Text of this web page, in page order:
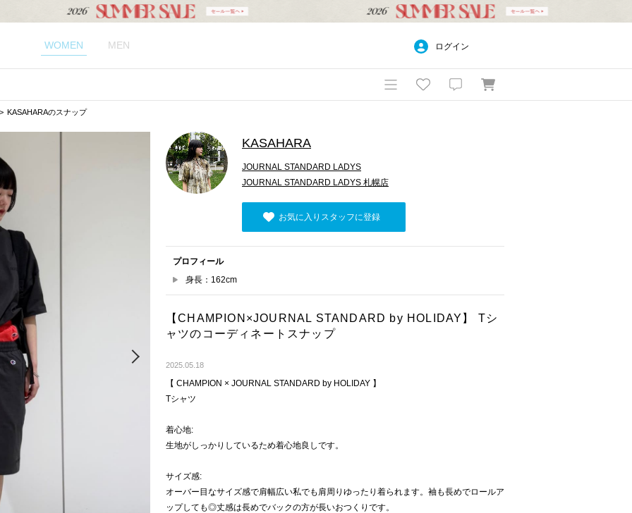
WOMEN MEN ログイン
KASAHARAのスナップ
KASAHARA
JOURNAL STANDARD LADYS
JOURNAL STANDARD LADYS 札幌店
お気に入りスタッフに登録
プロフィール
身長：162cm
【CHAMPION×JOURNAL STANDARD by HOLIDAY】 Tシ
ャツのコーディネートスナップ
2025.05.18
【 CHAMPION × JOURNAL STANDARD by HOLIDAY 】
Tシャツ
着心地:
生地がしっかりしているため着心地良しです。
サイズ感:
オーバー目なサイズ感で肩幅広い私でも肩周りゆったり着られます。袖も長めでロールア
ップしても◎丈感は長めでバックの方が長いおつくりです。